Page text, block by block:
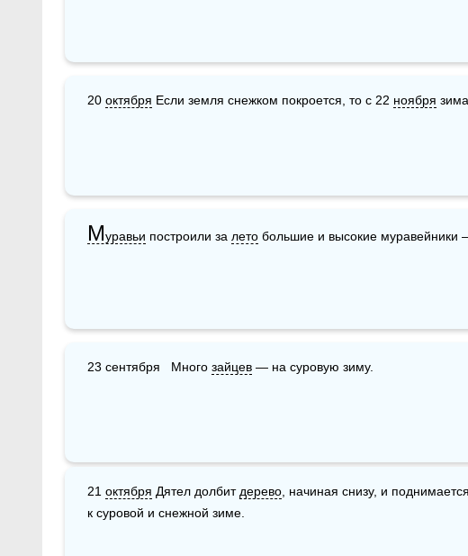
20 октября Если земля снежком покроется, то с 22 ноября
Муравьи построили за лето большие и высокие муравейники
23 сентября   Много зайцев — на суровую зиму.
21 октября Дятел долбит дерево , начиная снизу, и
к суровой и снежной зиме.